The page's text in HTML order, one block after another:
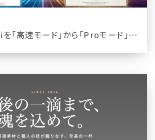
【検証】Geminiを「高速モード」から「Proモード」に切り替えてサイト生成してみた